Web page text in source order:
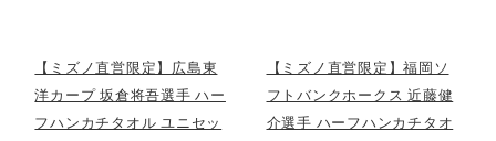
セール
【ミズノ直営限定】広島東
洋カープ 坂倉将吾選手 ハー
フハンカチタオル ユニセッ
【ミズノ直営限定】福岡ソ
フトバンクホークス 近藤健
介選手 ハーフハンカチタオ